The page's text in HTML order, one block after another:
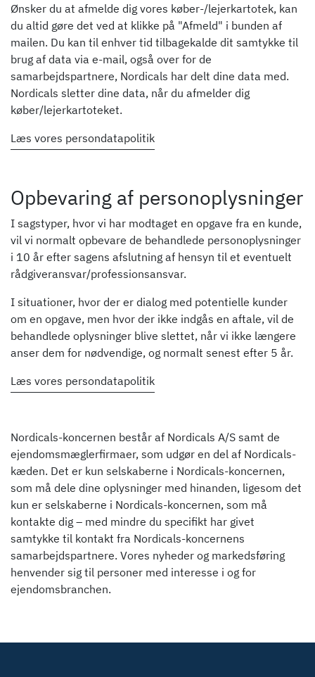
Ønsker du at afmelde dig vores køber-/lejerkartotek, kan
du altid gøre det ved at klikke på "Afmeld" i bunden af
mailen. Du kan til enhver tid tilbagekalde dit samtykke til
brug af data via e-mail, også over for de
samarbejdspartnere, Nordicals har delt dine data med.
Nordicals sletter dine data, når du afmelder dig
køber/lejerkartoteket.
Læs vores persondatapolitik
Opbevaring af personoplysninger
I sagstyper, hvor vi har modtaget en opgave fra en kunde,
vil vi normalt opbevare de behandlede personoplysninger
i 10 år efter sagens afslutning af hensyn til et eventuelt
rådgiveransvar/professionsansvar.
I situationer, hvor der er dialog med potentielle kunder
om en opgave, men hvor der ikke indgås en aftale, vil de
behandlede oplysninger blive slettet, når vi ikke længere
anser dem for nødvendige, og normalt senest efter 5 år.
Læs vores persondatapolitik
Nordicals-koncernen består af Nordicals A/S samt de
ejendomsmæglerfirmaer, som udgør en del af Nordicals-
kæden. Det er kun selskaberne i Nordicals-koncernen,
som må dele dine oplysninger med hinanden, ligesom det
kun er selskaberne i Nordicals-koncernen, som må
kontakte dig – med mindre du specifikt har givet
samtykke til kontakt fra Nordicals-koncernens
samarbejdspartnere. Vores nyheder og markedsføring
henvender sig til personer med interesse i og for
ejendomsbranchen.